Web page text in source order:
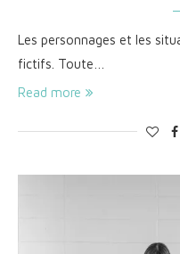
Les personnages et les
fictifs. Toute…
Read more